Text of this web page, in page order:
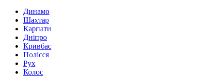
Динамо
Шахтар
Карпати
Дніпро
Кривбас
Полісся
Рух
Колос